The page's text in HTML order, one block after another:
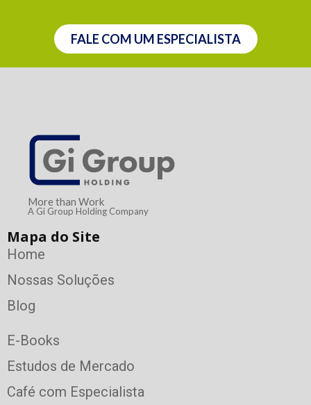
FALE COM UM ESPECIALISTA
More than Work
A Gi Group Holding Company
Mapa do Site
Home
Nossas Soluções
Blog
E-Books
Estudos de Mercado
Café com Especialista